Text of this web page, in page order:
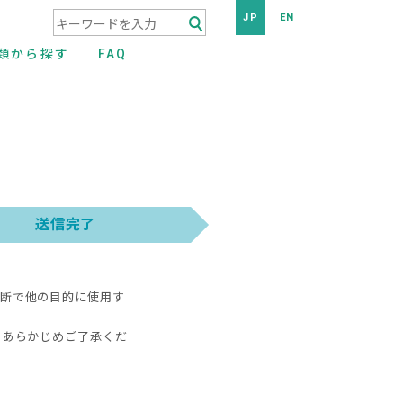
から探す FAQ
検索キーワード入力
JP EN
で他の目的に使用す
らかじめご了承くだ